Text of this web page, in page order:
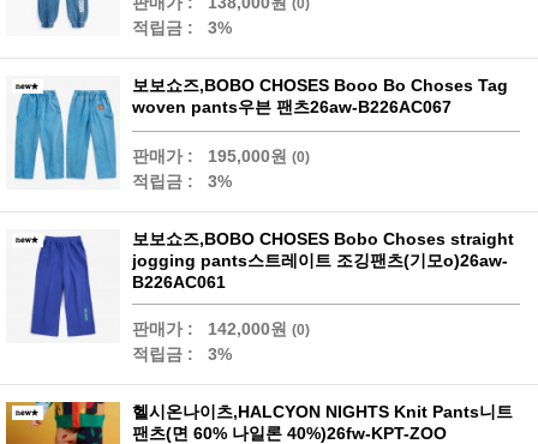
적립금 : 3%
보보쇼즈,BOBO CHOSES Booo Bo Choses Tag
woven pants우븐 팬츠26aw-B226AC067
판매가 : 195,000원 (0)
적립금 : 3%
보보쇼즈,BOBO CHOSES Bobo Choses straight
jogging pants스트레이트 조깅팬츠(기모o)26aw-
B226AC061
판매가 : 142,000원 (0)
적립금 : 3%
헬시온나이츠,HALCYON NIGHTS Knit Pants니트
팬츠(면 60% 나일론 40%)26fw-KPT-ZOO